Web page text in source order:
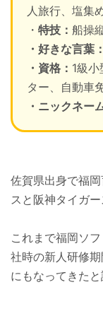
人旅行、塩集
・ 特技： 船操
・好きな言葉：
・資格： 1級
ター、自動車
・ニックネー
佐賀県出身で福
スと阪神タイガ
これまで福岡ソ
社時の新人研修
にもなってきたと